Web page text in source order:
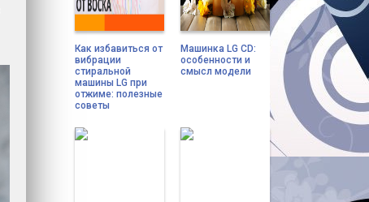
Как избавиться от
вибрации
стиральной
машины LG при
отжиме: полезные
советы
Машинка LG CD:
особенности и
смысл модели